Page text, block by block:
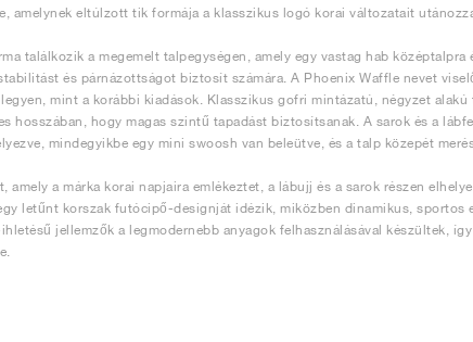
amelynek eltúlzott tik formája a klasszikus logó korai változatait
találkozik a megemelt talpegységen, amely egy vastag hab középtalpra
és párnázottságot biztosít számára. A Phoenix Waffle nevet
mint a korábbi kiadások. Klasszikus gofri mintázatú, négyzet alakú
hosszában, hogy magas szintű tapadást biztosítsanak. A sarok és a
mindegyikbe egy mini swoosh van beleütve, és a talp közepét
amely a márka korai napjaira emlékeztet, a lábujj és a sarok részen
letűnt korszak futócipő-designját idézik, miközben dinamikus, sportos
jellemzők a legmodernebb anyagok felhasználásával készültek,